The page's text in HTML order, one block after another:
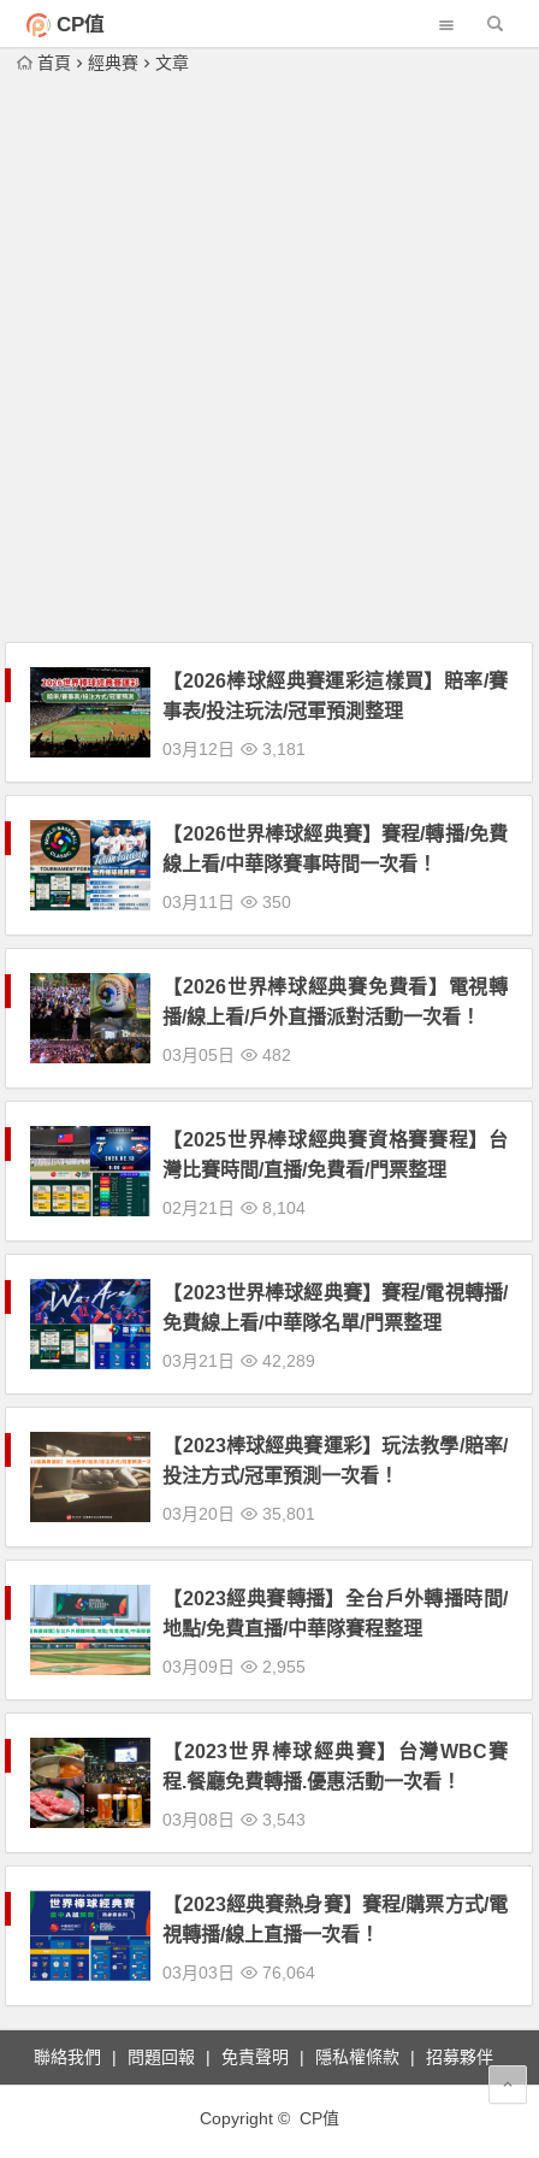
CP值
首頁 經典賽 文章
【2026棒球經典賽運彩這樣買】賠率/賽
事表/投注玩法/冠軍預測整理
03月12日 3,181
【2026世界棒球經典賽】賽程/轉播/免費
線上看/中華隊賽事時間一次看！
03月11日 350
【2026世界棒球經典賽免費看】電視轉
播/線上看/戶外直播派對活動一次看！
03月05日 482
【2025世界棒球經典賽資格賽賽程】台
灣比賽時間/直播/免費看/門票整理
02月21日 8,104
【2023世界棒球經典賽】賽程/電視轉播/
免費線上看/中華隊名單/門票整理
03月21日 42,289
【2023棒球經典賽運彩】玩法教學/賠率/
投注方式/冠軍預測一次看！
03月20日 35,801
【2023經典賽轉播】全台戶外轉播時間/
地點/免費直播/中華隊賽程整理
03月09日 2,955
【2023世界棒球經典賽】台灣WBC賽
程.餐廳免費轉播.優惠活動一次看！
03月08日 3,543
【2023經典賽熱身賽】賽程/購票方式/電
視轉播/線上直播一次看！
03月03日 76,064
聯絡我們 問題回報 免責聲明 隱私權條款 招募夥伴
Copyright © CP值